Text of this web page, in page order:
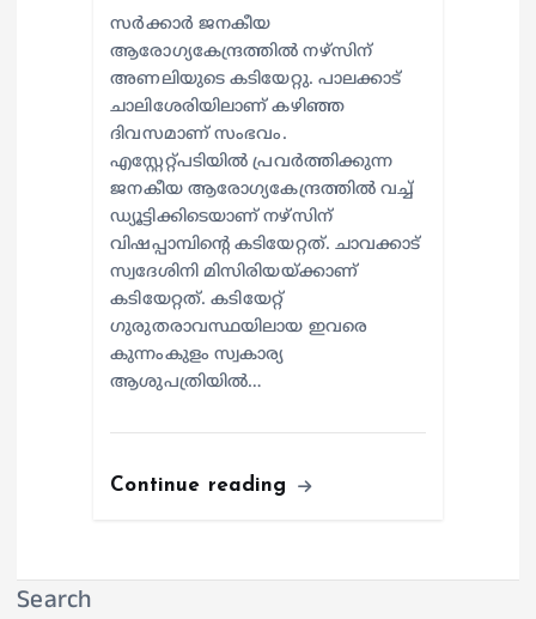
സര്‍ക്കാര്‍ ജനകീയ
ആരോഗ്യകേന്ദ്രത്തില്‍ നഴ്സിന്
അണലിയുടെ കടിയേറ്റു. പാലക്കാട്
ചാലിശേരിയിലാണ് കഴിഞ്ഞ
ദിവസമാണ് സംഭവം.
എസ്റ്റേറ്റ്പടിയില്‍ പ്രവര്‍ത്തിക്കുന്ന
ജനകീയ ആരോഗ്യകേന്ദ്രത്തില്‍ വച്ച്
ഡ്യൂട്ടിക്കിടെയാണ് നഴ്സിന്
വിഷപ്പാമ്പിന്റെ കടിയേറ്റത്. ചാവക്കാട്
സ്വദേശിനി മിസിരിയയ്ക്കാണ്
കടിയേറ്റത്. കടിയേറ്റ്
ഗുരുതരാവസ്ഥയിലായ ഇവരെ
കുന്നംകുളം സ്വകാര്യ
ആശുപത്രിയില്‍…
Continue reading
Search